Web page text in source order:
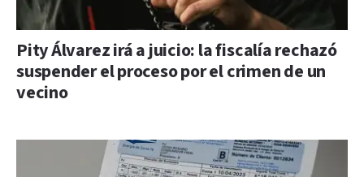
Pity Álvarez irá a juicio: la fiscalía rechazó
suspender el proceso por el crimen de un
vecino